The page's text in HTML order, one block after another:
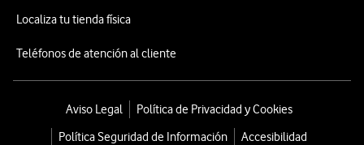
Localiza tu tienda física
Teléfonos de atención al cliente
Aviso Legal
Política de Privacidad y Cookies
Política Seguridad de Información
Accesibilidad